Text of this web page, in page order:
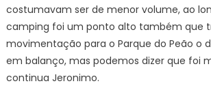
costumavam ser de menor volume, ao
camping foi um ponto alto também que
movimentação para o Parque do Peão o
em balanço, mas podemos dizer que foi
continua Jeronimo.